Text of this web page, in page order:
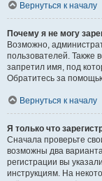
Вернуться к началу
Почему я не могу
Возможно,
пользователей. Также
запретил имя, под
Обратитесь за
Вернуться к началу
Я только что
Сначала проверьте
возможны два
регистрации вы
инструкциям. На